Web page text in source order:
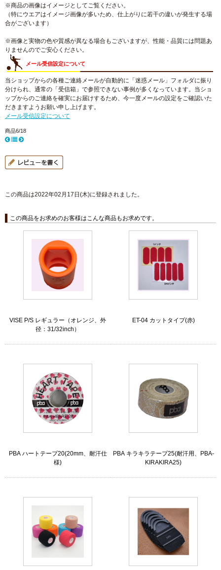
※商品の画像はイメージとしてご覧ください。
（特にウエアはイメージ画像が多いため、仕上がりに若干の違いが発生する場
合がございます）
※画像と実物の色や質感が異なる場合もございますが、性能・品質には問題あ
りませんのでご安心ください。
メール受信設定について
当ショップからの各種ご連絡メールが自動的に「迷惑メール」フォルダに振り
分けられ、通常の「受信箱」で参照できない事例が多くなっています。当ショ
ップからのご連絡を確実にお届けするため、今一度メールの設定をご確認いた
だきますようお願い申し上げます。
メール受信設定について
商品6/18
この商品は2022年02月17日(木)に登録されました。
この商品をお求めのお客様はこんな商品もお求めです。
VISE P/S レギュラー（オレンジ、外
径：31/32inch）
ET-04 カットタイプ(赤)
PBA ハートテープ20(20mm、耐汗仕
様)
PBA キラキラテープ25(耐汗用、PBA-
KIRAKIRA25)